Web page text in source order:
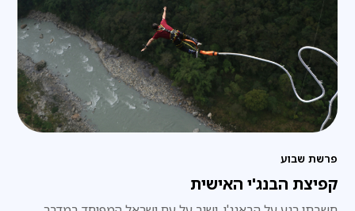
פרשת שבוע
קפיצת הבנג'י האישית